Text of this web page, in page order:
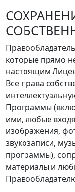
которые прямо
настоящим
Все права
Программы
ими, любые
изображения,
звукозаписи,
программы),
материалы и